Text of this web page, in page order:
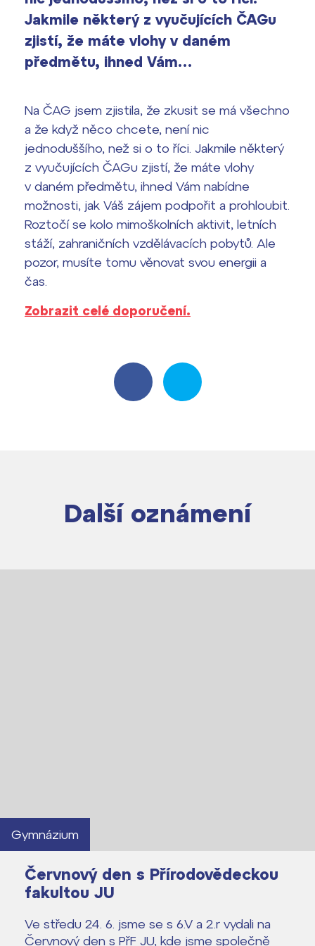
Výsledky 1. kola přijímacího řízení
2026/2027
Europass
FOCUSing
Zahraniční stipendia
ČAG studentský
Maturitní témata
Pomoc! Mám problém!
Termíny maturit
vyhledávání
Office 365
Jakmile některý z vyučujících ČAGu
zjistí, že máte vlohy v daném
předmětu, ihned Vám…
Na ČAG jsem zjistila, že zkusit se má všechno
a že když něco chcete, není nic
jednoduššího, než si o to říci. Jakmile některý
z vyučujících ČAGu zjistí, že máte vlohy
v daném předmětu, ihned Vám nabídne
možnosti, jak Váš zájem podpořit a prohloubit.
Roztočí se kolo mimoškolních aktivit, letních
stáží, zahraničních vzdělávacích pobytů. Ale
pozor, musíte tomu věnovat svou energii a
čas.
Zobrazit celé doporučení.
Další oznámení
Gymnázium
Červnový den s Přírodovědeckou
fakultou JU
Ve středu 24. 6. jsme se s 6.V a 2.r vydali na
Červnový den s PřF JU, kde jsme společně